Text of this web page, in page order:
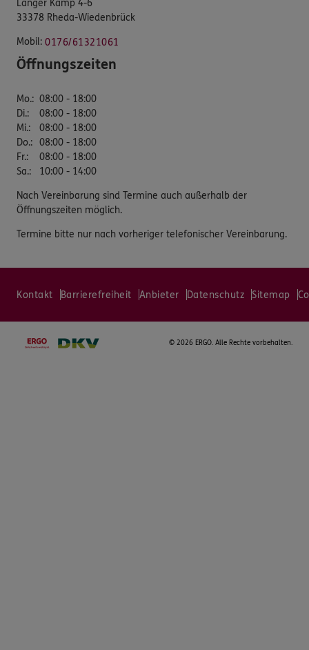
Langer Kamp 4-6
33378 Rheda-Wiedenbrück
Mobil: 0176/61321061
Öffnungszeiten
Mo.: 08:00 - 18:00
Di.:
08:00 - 18:00
Mi.:
08:00 - 18:00
Do.: 08:00 - 18:00
Fr.:
08:00 - 18:00
Sa.: 10:00 - 14:00
Nach Vereinbarung sind Termine auch außerhalb der
Öffnungszeiten möglich.
Termine bitte nur nach vorheriger telefonischer Vereinbarung.
Kontakt Barrierefreiheit Anbieter Datenschutz Sitemap
© 2026 ERGO. Alle Rechte vorbehalten.